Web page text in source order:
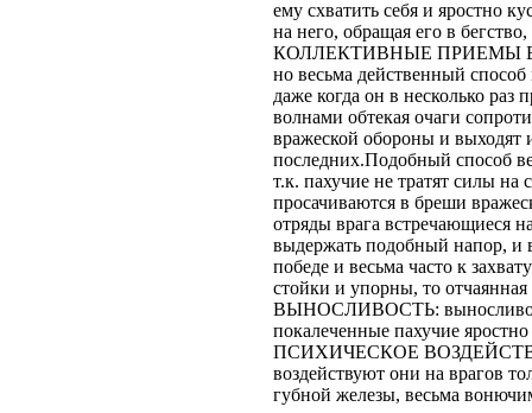
ему схватить себя и яростно
на него, обращая его в
КОЛЛЕКТИВНЫЕ ПРИЕМЫ
но весьма действенный
даже когда он в несколько
волнами обтекая очаги
вражеской обороны и
последних.Подобный способ
т.к. пахучие не тратят силы
просачиваются в бреши
отряды врага встречающиеся
выдержать подобный напор, и
победе и весьма часто к
стойки и упорны, то
ВЫНОСЛИВОСТЬ:
покалеченные пахучие яростно
ПСИХИЧЕСКОЕ
воздействуют они на врагов
губной железы, весьма